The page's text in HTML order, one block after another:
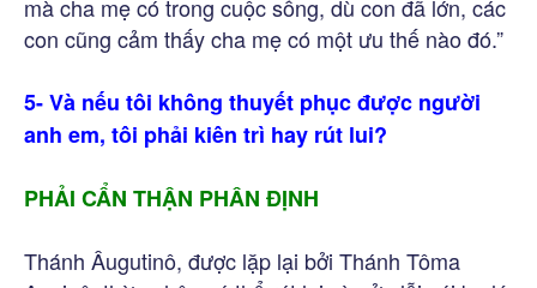
mà cha mẹ có trong cuộc sống, dù con đã lớn, các
con cũng cảm thấy cha mẹ có một ưu thế nào đó.”
5- Và nếu tôi không thuyết phục được người
anh em, tôi phải kiên trì hay rút lui?
PHẢI CẨN THẬN PHÂN ĐỊNH
Thánh Âugutinô, được lặp lại bởi Thánh Tôma